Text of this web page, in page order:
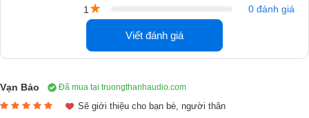
1★ 0 đánh giá
Viết đánh giá
Vạn Bảo Đã mua tại truongthanhaudio.com
Sẽ giới thiệu cho bạn bè, người thân